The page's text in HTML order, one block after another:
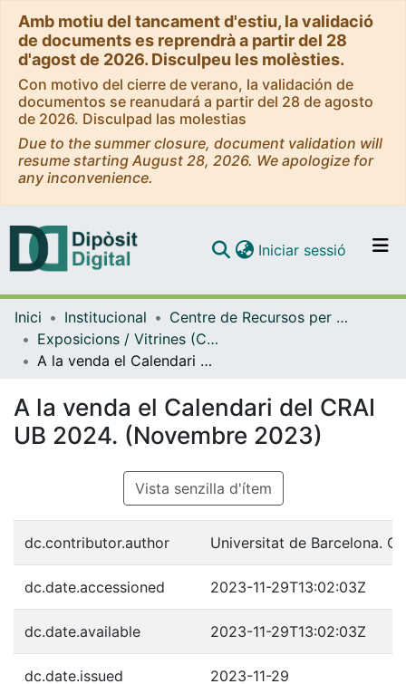
Amb motiu del tancament d'estiu, la validació
de documents es reprendrà a partir del 28
d'agost de 2026. Disculpeu les molèsties.
Con motivo del cierre de verano, la validación de
documentos se reanudará a partir del 28 de agosto
de 2026. Disculpad las molestias
Due to the summer closure, document validation will
resume starting August 28, 2026. We apologize for
any inconvenience.
Navega per tot el DD
Com publicar
Iniciar sessió (current)
Inici Institucional
Centre de Recursos per a l'Aprenentatge i la Investigació (CRAI-UB) - Institucional
Exposicions / Vitrines (CRAI-UB)
A la venda el Calendari del CRAI UB 2024. (Novembre 2023)
A la venda el Calendari del CRAI
UB 2024. (Novembre 2023)
Vista senzilla d'ítem
dc.contributor.author Universitat de Barcelona.
dc.date.accessioned 2023-11-29T13:02:03Z
dc.date.available 2023-11-29T13:02:03Z
dc.date.issued 2023-11-29